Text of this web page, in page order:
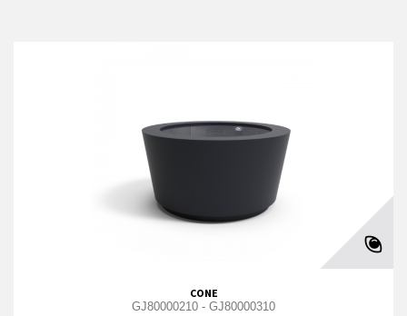
CONE
GJ80000210 - GJ80000310